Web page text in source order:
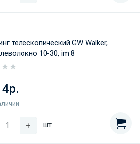
телескопический GW Walker,
10-30, im 8
+ шт